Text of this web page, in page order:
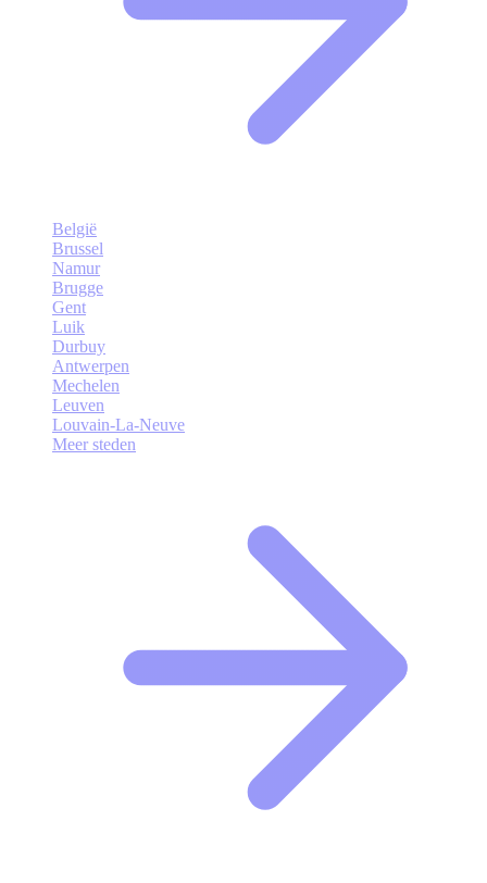
België
Brussel
Namur
Brugge
Gent
Luik
Durbuy
Antwerpen
Mechelen
Leuven
Louvain-La-Neuve
Meer steden